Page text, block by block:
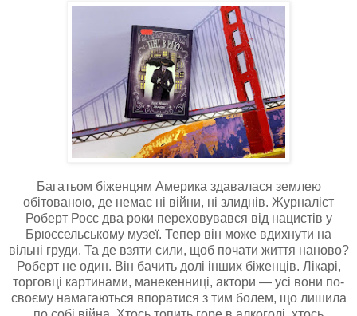
Багатьом біженцям Америка здавалася землею
обітованою, де немає ні війни, ні злиднів. Журналіст
Роберт Росс два роки переховувався від нацистів у
Брюссельському музеї. Тепер він може вдихнути на
вільні груди. Та де взяти сили, щоб почати життя наново?
Роберт не один. Він бачить долі інших біженців. Лікарі,
торговці картинами, манекенниці, актори — усі вони по-
своєму намагаються впоратися з тим болем, що лишила